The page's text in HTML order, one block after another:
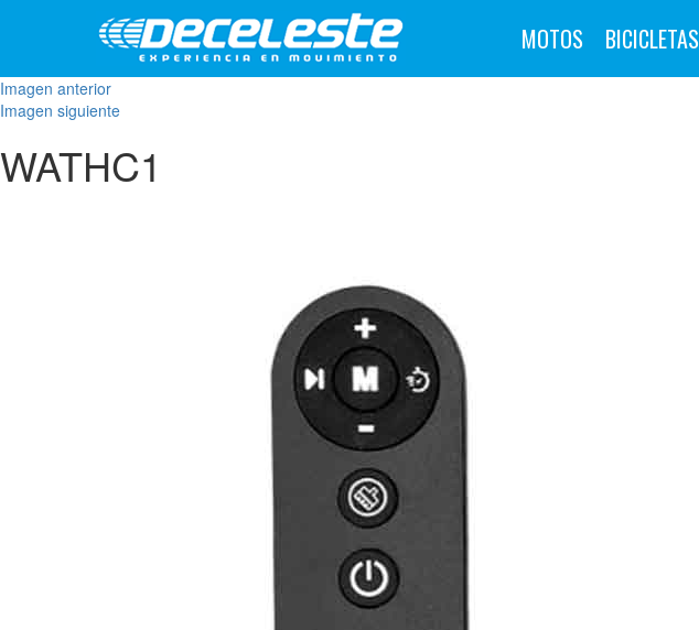
MOTOS BICICLETAS
Imagen anterior
Imagen siguiente
WATHC1